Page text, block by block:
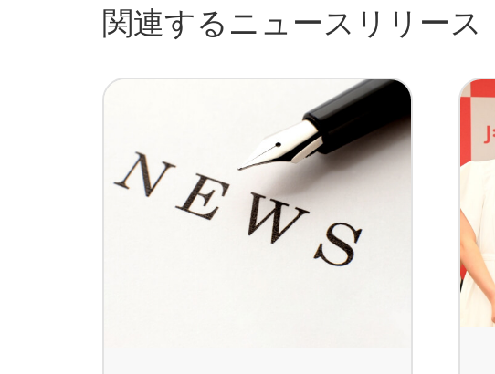
関連するニュースリリース